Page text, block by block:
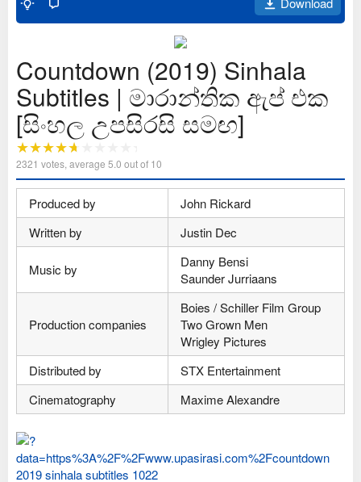
Countdown (2019) Sinhala
Subtitles | මාරාන්තික ඇප් එක
[සිංහල උපසිරසි සමඟ]
2321 votes, average 5.0 out of 10
Produced by
John Rickard
Written by
Justin Dec
Music by
Danny Bensi
Saunder Jurriaans
Production companies
Boies / Schiller Film Group
Two Grown Men
Wrigley Pictures
Distributed by
STX Entertainment
Cinematography
Maxime Alexandre